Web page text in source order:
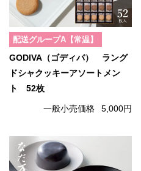
配送グループA【常温】
GODIVA（ゴディバ） ラング
ドシャクッキーアソートメン
ト 52枚
一般小売価格 5,000円